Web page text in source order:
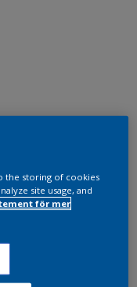
the storing of cookies
site usage, and
för mer